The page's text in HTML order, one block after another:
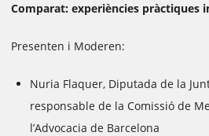
Comparat: experiències pràctiques
Presenten i Moderen:
Nuria Flaquer, Diputada de la
responsable de la Comissió de
l’Advocacia de Barcelona